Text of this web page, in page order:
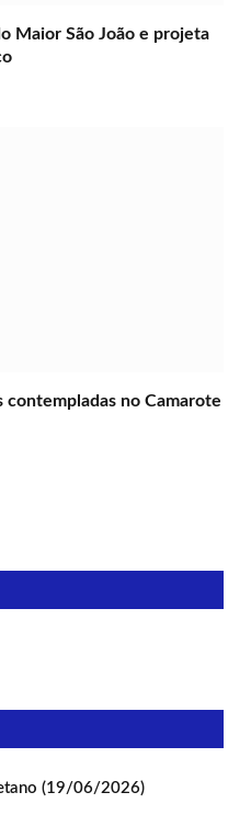
Maior São João e projeta
contempladas no Camarote
(19/06/2026)